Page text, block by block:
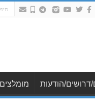
דרושים/הודעות מומלצים